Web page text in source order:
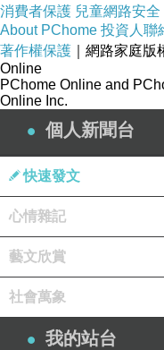
消費者保護 兒童網路安全
About PChome 投資人聯
著作權保護 ｜網路家庭
Online
PChome Online and
Online Inc.
個人新聞台
快速發文
心情雜記
藝文欣賞
社會萬象
我的站台